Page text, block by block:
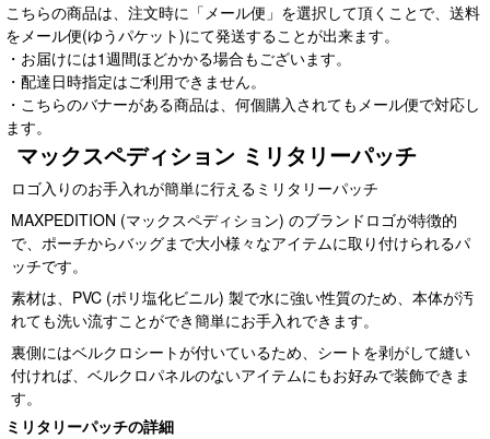
こちらの商品は、注文時に「メール便」を選択して頂くことで、送料
をメール便(ゆうパケット)にて発送することが出来ます。
・お届けには1週間ほどかかる場合もございます。
・配達日時指定はご利用できません。
・こちらのバナーがある商品は、何個購入されてもメール便で対応し
ます。
マックスペディション ミリタリーパッチ
ロゴ入りのお手入れが簡単に行えるミリタリーパッチ
MAXPEDITION (マックスペディション) のブランドロゴが特徴的
で、ポーチからバッグまで大小様々なアイテムに取り付けられるパ
ッチです。
素材は、PVC (ポリ塩化ビニル) 製で水に強い性質のため、本体が汚
れても洗い流すことができ簡単にお手入れできます。
裏側にはベルクロシートが付いているため、シートを剥がして縫い
付ければ、ベルクロパネルのないアイテムにもお好みで装飾できま
す。
ミリタリーパッチの詳細